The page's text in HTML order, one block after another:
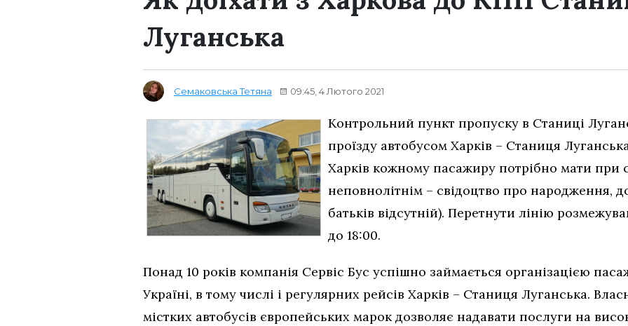
Луганська
Семаковська Тетяна 09:45, 4 Лютого 2021
Контрольний пункт пропуску в Станиці
проїзду автобусом Харків – Станиця
Харків кожному пасажиру потрібно мати при
неповнолітнім – свідоцтво про народження,
батьків відсутній). Перетнути лінію
до 18:00.
Понад 10 років компанія Сервіс Бус успішно займається організацією
Україні, в тому числі і регулярних рейсів Харків – Станиця Луганська.
містких автобусів європейських марок дозволяє надавати послуги на